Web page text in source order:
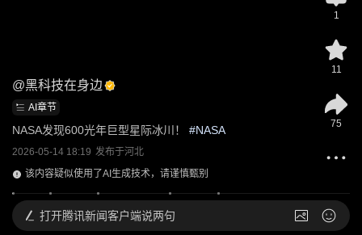
@黑科技在身边
AI章节
NASA发现600光年巨型星际冰川！ #NASA
2026-05-14 18:19 发布于河北
该内容疑似使用了AI生成技术，请谨慎甄别
1
11
75
打开腾讯新闻客户端说两句